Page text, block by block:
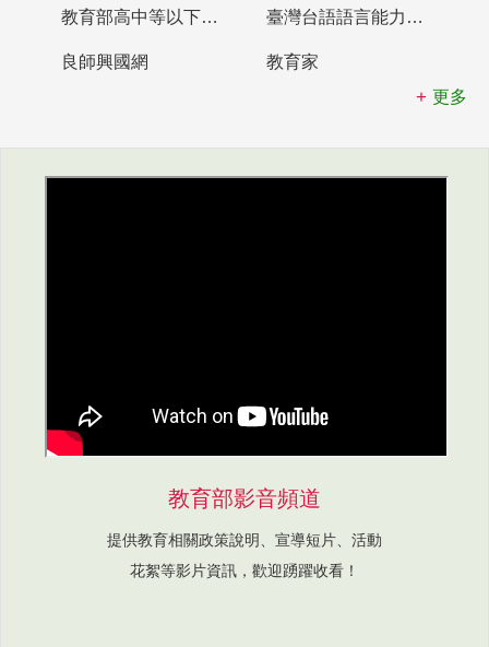
教育部高中等以下學校及幼兒園教師資格檢定考試 臺灣台語語言能力認證網站
良師興國網
教育家
更多
教育部影音頻道
提供教育相關政策說明、宣導短片、活動
花絮等影片資訊，歡迎踴躍收看！